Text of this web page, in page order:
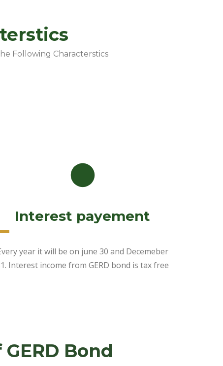
Following Characterstics
Interest payement
year it will be on june 30 and Decemeber
Interest income from GERD bond is tax free
Bond